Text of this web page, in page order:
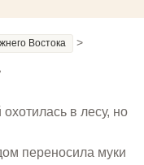
Востока >
в лесу, но
переносила муки